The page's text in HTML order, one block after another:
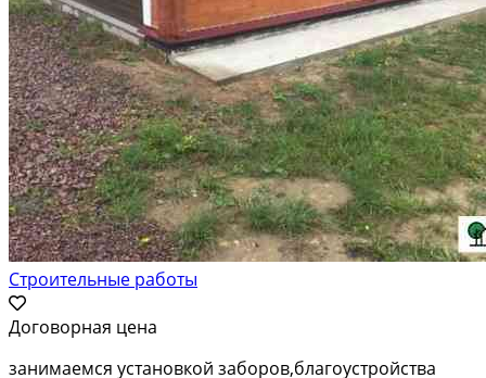
Строительные работы
Договорная цена
занимаемся установкой заборов,благоустройства